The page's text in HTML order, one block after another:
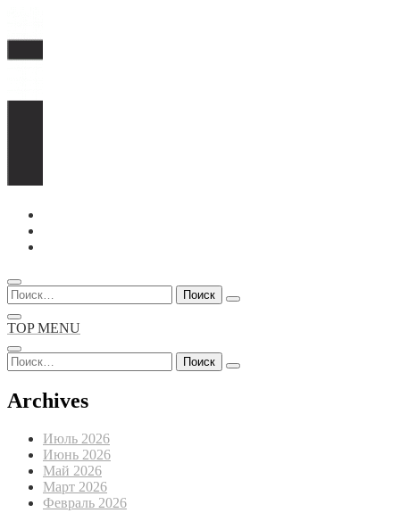
Перейти
содержимому
Найти:
TOP MENU
Найти:
Archives
Июль 2026
Июнь 2026
Май 2026
Март 2026
Февраль 2026